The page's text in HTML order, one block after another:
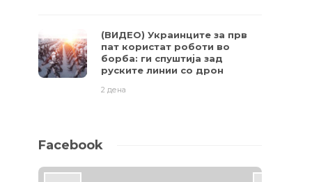
(ВИДЕО) Украинците за прв
пат користат роботи во
борба: ги спуштија зад
руските линии со дрон
2 дена
Facebook